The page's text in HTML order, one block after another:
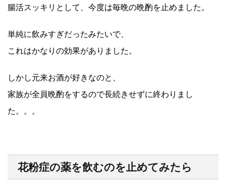
腸活スッキリとして、今度は毎晩の晩酌を止めました。
単純に飲みすぎだったみたいで、
これはかなりの効果がありました。
しかし元来お酒が好きなのと、
家族が全員晩酌をするので長続きせずに終わりまし
た。。。
花粉症の薬を飲むのを止めてみたら